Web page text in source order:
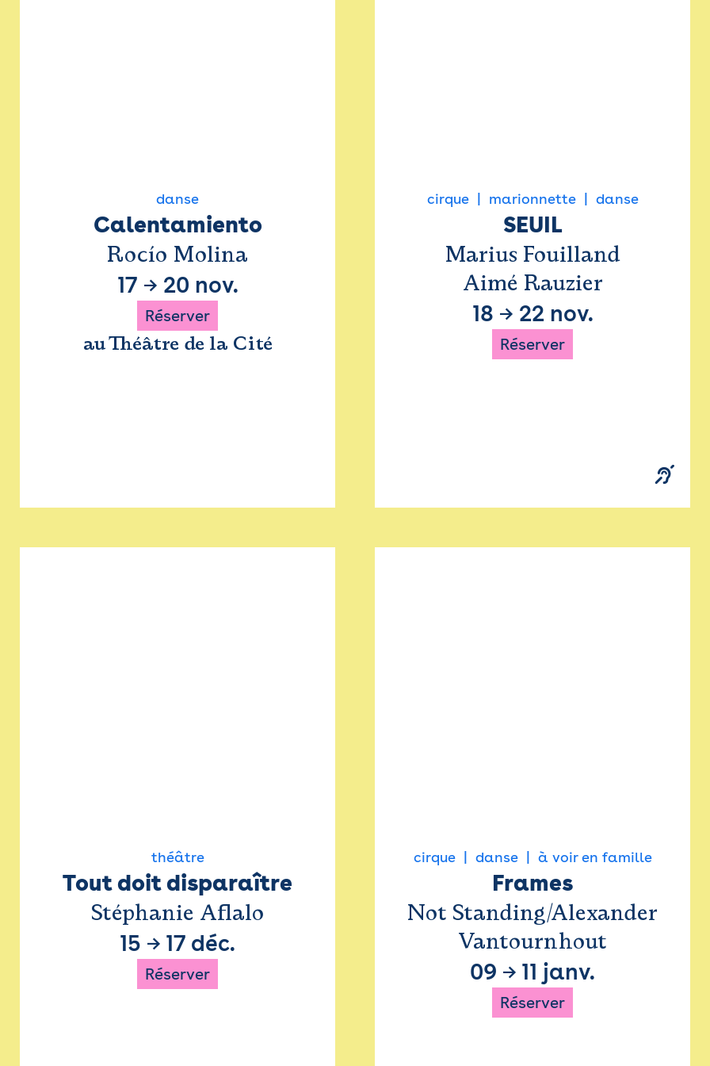
danse
Calentamiento
Rocío Molina
17 → 20 nov.
Réserver
au Théâtre de la Cité
cirque marionnette danse
SEUIL
Marius Fouilland
Aimé Rauzier
18 → 22 nov.
Réserver
théâtre
Tout doit disparaître
Stéphanie Aflalo
15 → 17 déc.
Réserver
cirque danse à voir en famille
Frames
Not Standing/Alexander
Vantournhout
09 → 11 janv.
Réserver